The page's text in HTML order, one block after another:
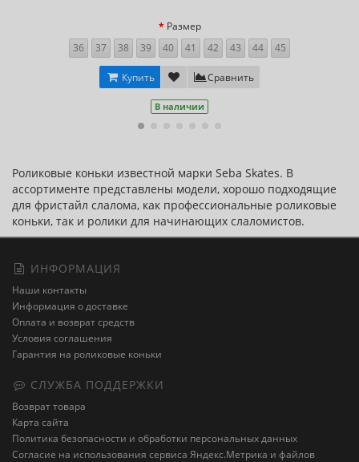
Размер
36
37 38 39 40 41 42 43 44 45
Купить Сравнить
В наличии
Роликовые коньки известной марки Seba Skates. В
ассортименте представлены модели, хорошо подходящие
для фристайл слалома, как профессиональные роликовые
коньки, так и ролики для начинающих слаломистов.
ИНФОРМАЦИЯ
Наши контакты
Информация о доставке
Оплата и возврат средств
Условия соглашения
Гарантия на роликовые коньки
СЛУЖБА ПОДДЕРЖКИ
Возврат товара
Карта сайта
Политика безопасности и обработки персональных данных
Cогласие на использования сервиса Яндекс.Метрика и файлов